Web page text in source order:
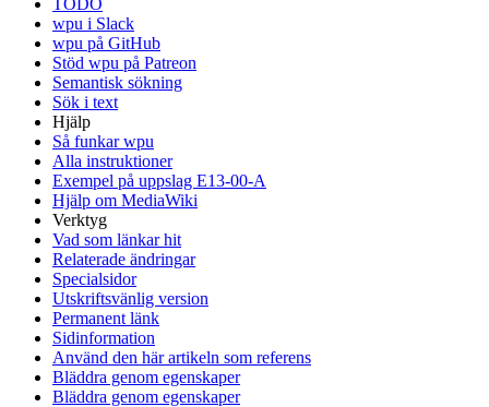
TODO
wpu i Slack
wpu på GitHub
Stöd wpu på Patreon
Semantisk sökning
Sök i text
Hjälp
Så funkar wpu
Alla instruktioner
Exempel på uppslag E13-00-A
Hjälp om MediaWiki
Verktyg
Vad som länkar hit
Relaterade ändringar
Specialsidor
Utskriftsvänlig version
Permanent länk
Sidinformation
Använd den här artikeln som referens
Bläddra genom egenskaper
Bläddra genom egenskaper